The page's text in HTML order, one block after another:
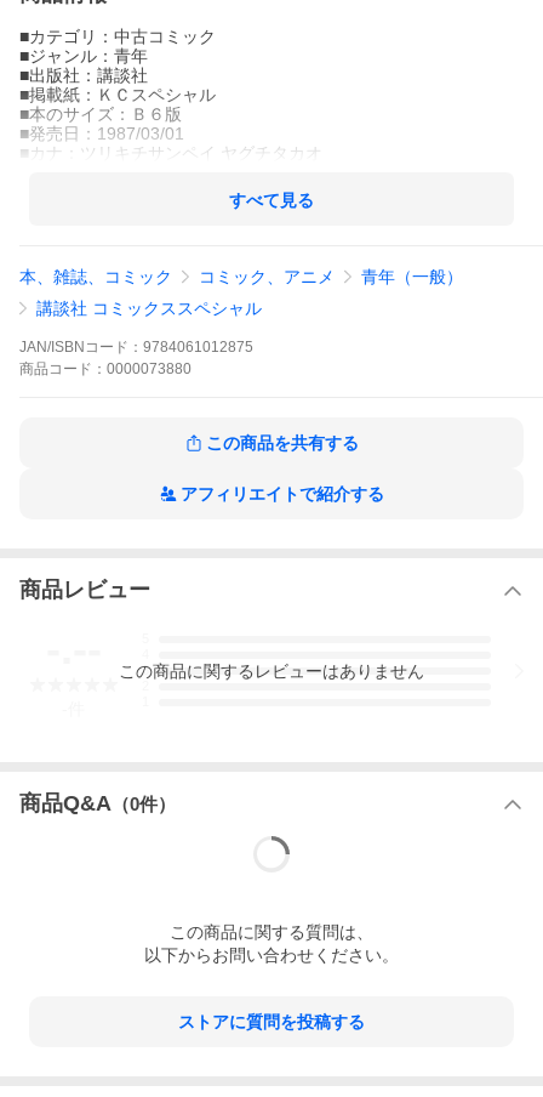
■カテゴリ：中古コミック
■ジャンル：青年
■出版社：講談社
■掲載紙：ＫＣスペシャル
■本のサイズ：Ｂ６版
■発売日：1987/03/01
■カナ：ツリキチサンペイ ヤグチタカオ
すべて見る
本、雑誌、コミック コミック、アニメ
青年（一般）
講談社 コミックススペシャル
JAN/ISBNコード： 9784061012875
商品 コード： 0000073880
この商品を共有する
アフィリエイトで紹介する
商品レビュー
3
この商品に関するレビューはありません
商品Q&A （0件）
この商品に関する質問は、
以下からお問い合わせください。
ストアに質問を投稿する